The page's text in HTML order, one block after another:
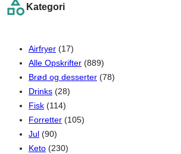
c
Kategori
Airfryer (17)
Alle Opskrifter (889)
Brød og desserter (78)
Drinks (28)
Fisk (114)
Forretter (105)
Jul (90)
Keto (230)